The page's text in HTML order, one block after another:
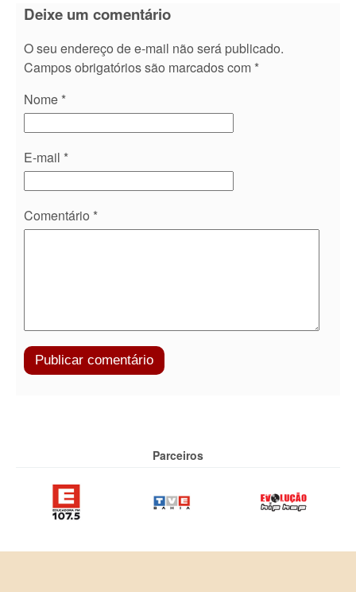
Deixe um comentário
O seu endereço de e-mail não será publicado.
Campos obrigatórios são marcados com *
Nome *
E-mail *
Comentário *
Parceiros